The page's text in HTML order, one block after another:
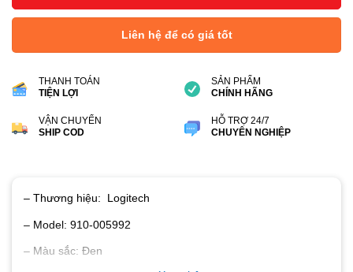
Liên hệ để có giá tốt
THANH TOÁN
TIỆN LỢI
SẢN PHẨM
CHÍNH HÃNG
VẬN CHUYỂN
SHIP COD
HỖ TRỢ 24/7
CHUYÊN NGHIỆP
– Thương hiệu: Logitech
– Model: 910-005992
– Màu sắc: Đen